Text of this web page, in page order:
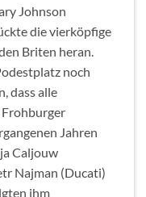
Johnson
die vierköpfige
Briten heran.
noch
dass alle
Frohburger
Jahren
Caljouw
Najman (Ducati)
ihm